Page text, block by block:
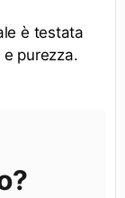
è testata
purezza.